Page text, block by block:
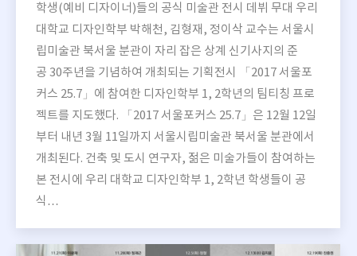
학생(예비 디자이너)들의 공식 미술관 전시 데뷔 무대 우리
대학교 디자인학부 박해천, 김형재, 정이삭 교수는 서울시
립미술관 북서울 분관이 자리 잡은 상계 신기사지의 준
공 30주년을 기념하여 개최되는 기획전시 「2017 서울포
커스 25.7」에 참여한 디자인학부 1, 2학년의 팀티칭 프로
젝트를 지도했다. 「2017 서울포커스 25.7」은 12월 12일
부터 내년 3월 11일까지 서울시립미술관 북서울 분관에서
개최된다. 건축 및 도시 연구자, 젊은 미술가들이 참여하는
본 전시에 우리 대학교 디자인학부 1, 2학년 학생들이 공
식…